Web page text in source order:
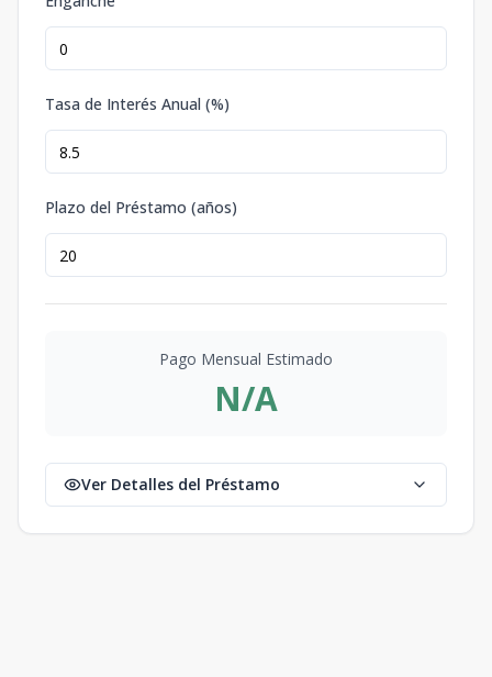
Tasa de Interés Anual (%)
Plazo del Préstamo (años)
Pago Mensual Estimado
N/A
Ver Detalles del Préstamo